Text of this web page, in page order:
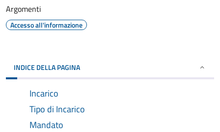
Argomenti
Accesso all'informazione
INDICE DELLA PAGINA
Incarico
Tipo di Incarico
Mandato